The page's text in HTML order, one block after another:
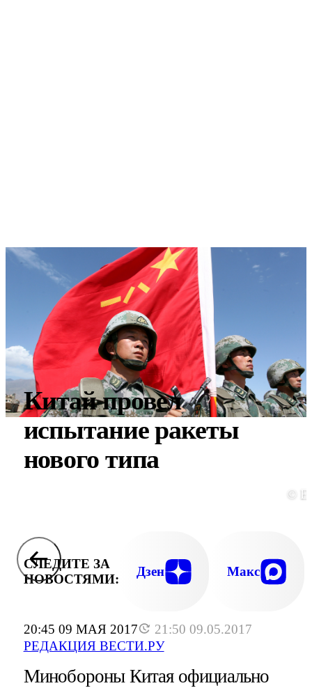
20:45 09 МАЯ 2017
21:50 09.05.2017
РЕДАКЦИЯ ВЕСТИ.РУ
Китай провел
испытание ракеты
нового типа
©
СЛЕДИТЕ ЗА
НОВОСТЯМИ:
Дзен Макс
Минобороны Китая официально